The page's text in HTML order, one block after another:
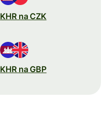
KHR na CZK
KHR na GBP